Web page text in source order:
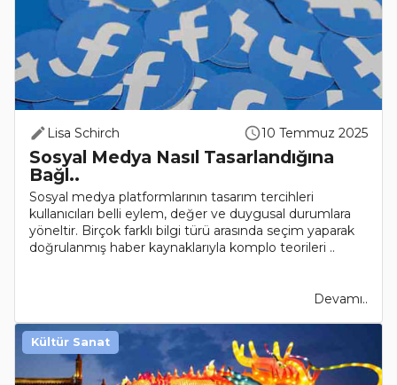
Lisa Schirch 10 Temmuz 2025
Sosyal Medya Nasıl Tasarlandığına
Bağl..
Sosyal medya platformlarının tasarım tercihleri
kullanıcıları belli eylem, değer ve duygusal durumlara
yöneltir. Birçok farklı bilgi türü arasında seçim yaparak
doğrulanmış haber kaynaklarıyla komplo teorileri ..
Devamı..
Kültür Sanat